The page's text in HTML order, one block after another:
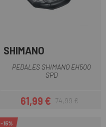
SHIMANO
PEDALES SHIMANO EH500
SPD
Precio
61,99 €Precio regular
74,99 €
-15%